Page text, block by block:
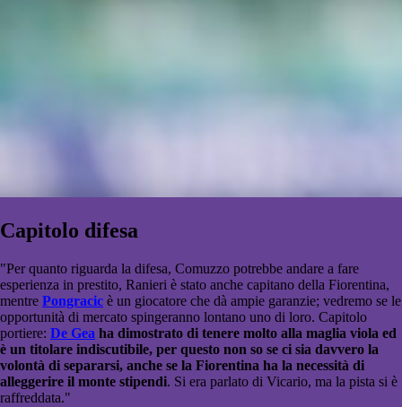
Capitolo difesa
"Per quanto riguarda la difesa, Comuzzo potrebbe andare a fare
esperienza in prestito, Ranieri è stato anche capitano della Fiorentina,
mentre Pongracic è un giocatore che dà ampie garanzie; vedremo se le
opportunità di mercato spingeranno lontano uno di loro. Capitolo
portiere: De Gea ha dimostrato di tenere molto alla maglia viola ed
è un titolare indiscutibile, per questo non so se ci sia davvero la
volontà di separarsi, anche se la Fiorentina ha la necessità di
alleggerire il monte stipendi. Si era parlato di Vicario, ma la pista si è
raffreddata."